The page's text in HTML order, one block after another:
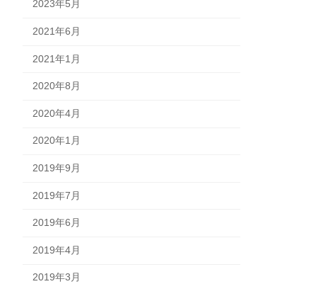
2023年5月
2021年6月
2021年1月
2020年8月
2020年4月
2020年1月
2019年9月
2019年7月
2019年6月
2019年4月
2019年3月